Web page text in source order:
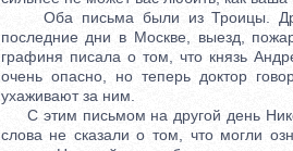
Оба письма были из Троицы.
последние дни в Москве, выезд,
графиня писала о том, что князь
очень опасно, но теперь доктор
ухаживают за ним.
С этим письмом на другой день
слова не сказали о том, что могли